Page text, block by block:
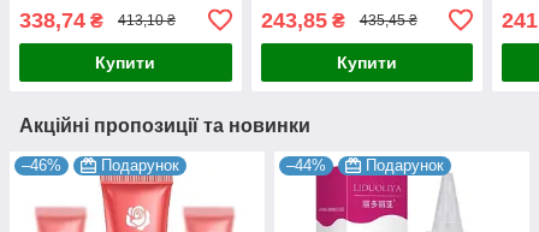
338,74 ₴ 413,10 ₴
Купити
243,85₴ 435,45 ₴
Купити
Акційні пропозиції та новинки
–46% Подарунок –44% Подарунок